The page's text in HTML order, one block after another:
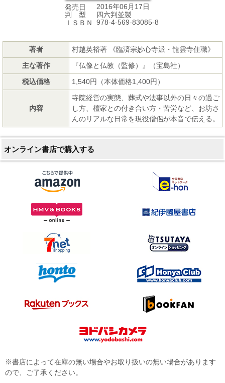
発売日
2016年06月17日
判 型
四六判並製
ＩＳＢＮ
978-4-569-83085-8
著者
村越英裕著 《臨済宗妙心寺派・龍雲寺住職》
主な著作
『仏像と仏教（監修）』（宝島社）
税込価格
1,540円（本体価格1,400円）
内容
寺院経営の実態、葬式や法事以外の日々の過ご
し方、檀家との付き合い方・苦労など、お坊さ
んのリアルな日常を現役僧侶が本音で伝える。
オンライン書店で購入する
※書店によって在庫の無い場合やお取り扱いの無い場合があります
ので、ご了承ください。